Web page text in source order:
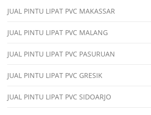
JUAL PINTU LIPAT PVC MAKASSAR
JUAL PINTU LIPAT PVC MALANG
JUAL PINTU LIPAT PVC PASURUAN
JUAL PINTU LIPAT PVC GRESIK
JUAL PINTU LIPAT PVC SIDOARJO